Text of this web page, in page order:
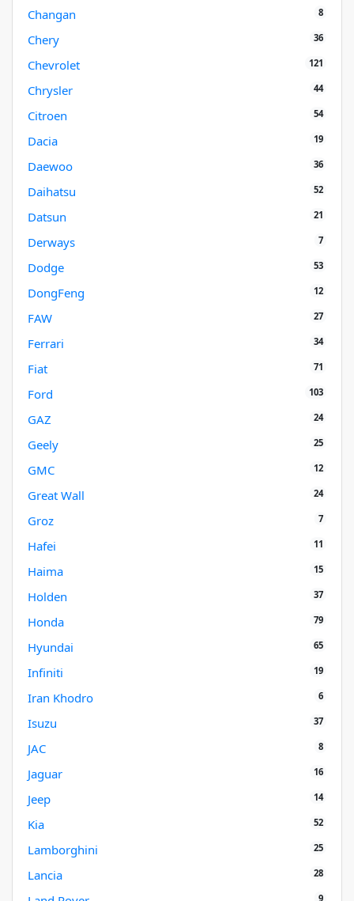
Changan 8
Chery 36
Chevrolet 121
Chrysler 44
Citroen 54
Dacia 19
Daewoo 36
Daihatsu 52
Datsun 21
Derways 7
Dodge 53
DongFeng 12
FAW 27
Ferrari 34
Fiat 71
Ford 103
GAZ 24
Geely 25
GMC 12
Great Wall 24
Groz 7
Hafei 11
Haima 15
Holden 37
Honda 79
Hyundai 65
Infiniti 19
Iran Khodro 6
Isuzu 37
JAC 8
Jaguar 16
Jeep 14
Kia 52
Lamborghini 25
Lancia 28
9